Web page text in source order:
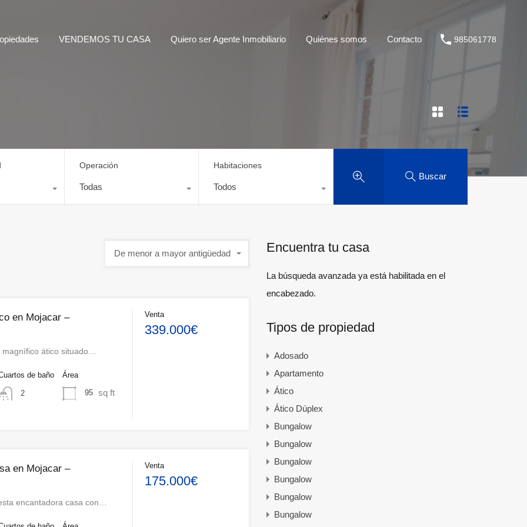
VENDEMOS TU CASA Quiero ser Agente Inmobiliario Quiénes somos Contacto 985061778
Operación
Todas
Habitaciones
Todos
Buscar
De menor a mayor antigüedad
en Mojacar –
ático situado…
de baño
2
Área
95 sq ft
Venta
339.000€
en Mojacar –
encantadora casa con…
Venta
175.000€
Encuentra tu casa
La búsqueda avanzada ya está habilitada en el
encabezado.
Tipos de propiedad
Adosado
Apartamento
Ático
Ático Dúplex
Bungalow
Bungalow
Bungalow
Bungalow
Bungalow
Bungalow